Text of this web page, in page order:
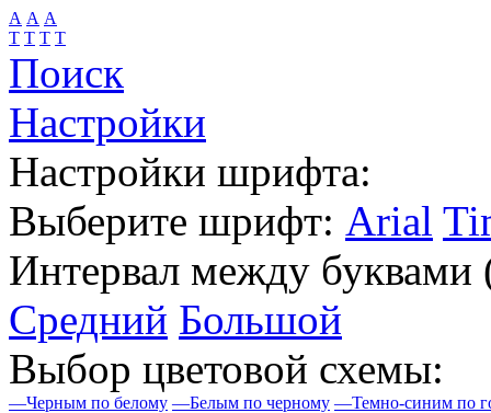
А А А
Т Т Т Т
Поиск
Настройки
Настройки шрифта:
Выберите шрифт: Arial
Интервал между буквами
Средний Большой
Выбор цветовой схемы:
—Черным по белому —Белым по черному —Темно-синим по